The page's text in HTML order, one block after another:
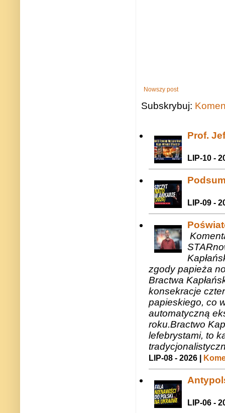
Nowszy post
Subskrybuj:
Prof.
LIP-10 -
LIP-09 -
zgody papieża
Bractwa
konsekracje
papieskiego, co
automatyczną
roku.Bractwo
lefebrystami, to
LIP-08 - 2026 |
LIP-06 -